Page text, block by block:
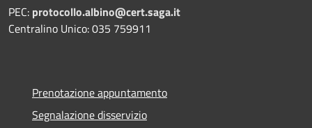
PEC: protocollo.albino@cert.saga.it
Centralino Unico: 035 759911
Prenotazione appuntamento
Segnalazione disservizio